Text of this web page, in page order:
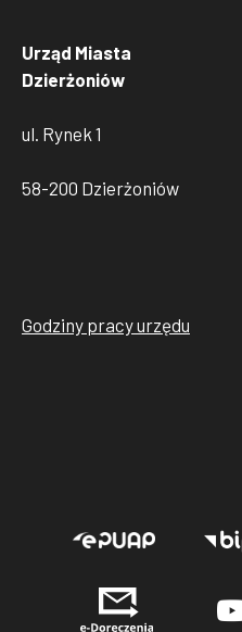
Urząd Miasta
Dzierżoniów
ul. Rynek 1
58-200 Dzierżoniów
Godziny pracy urzędu
Stopka